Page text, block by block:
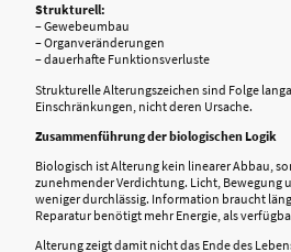
Strukturell:
– Gewebeumbau
– Organveränderungen
– dauerhafte Funktionsverluste
Strukturelle Alterungszeichen sind Folge
Einschränkungen, nicht deren Ursache.
Zusammenführung der biologischen Logik
Biologisch ist Alterung kein linearer Abbau,
zunehmender Verdichtung. Licht, Bewegung
weniger durchlässig. Information braucht
Reparatur benötigt mehr Energie, als
Alterung zeigt damit nicht das Ende des